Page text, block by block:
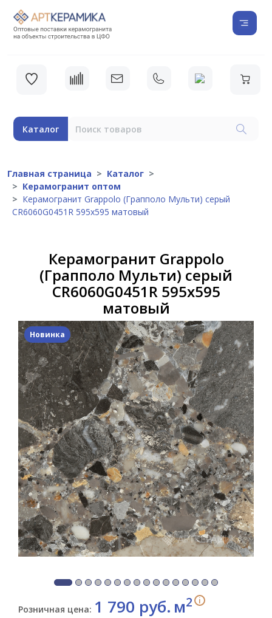
Каталог
Главная страница
Каталог
Керамогранит оптом
Керамогранит Grappolo (Грапполо Мульти) серый
CR6060G0451R 595х595 матовый
Керамогранит Grappolo
(Грапполо Мульти) серый
CR6060G0451R 595х595
матовый
Новинка
Розничная цена: 1 790 руб. м2 i